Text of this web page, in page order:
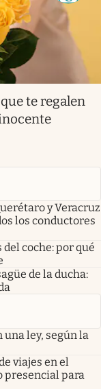
te regalen
y Veracruz
los conductores
coche: por qué
de la ducha:
ley, según la
viajes en el
presencial para